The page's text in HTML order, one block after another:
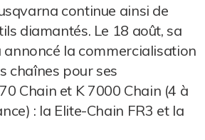
continue ainsi de
diamantés. Le 18 août, sa
la commercialisation
chaînes pour ses
Chain et K 7000 Chain (4 à
: la Elite-Chain FR3 et la